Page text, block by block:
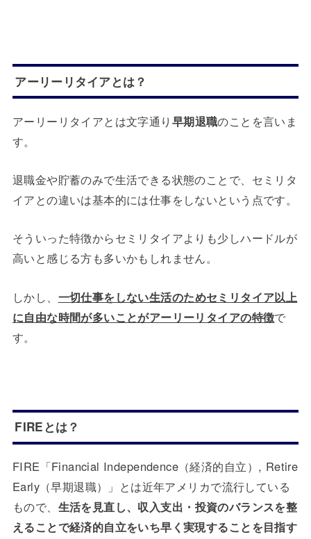
アーリーリタイアとは？
アーリーリタイアとは文字通り 早期退職のことを言いま
す。
退職金や貯蓄のみで生活できる状態のことで、セミリタ
イアとの違いは基本的には仕事をしないという点です。
そういった特徴からセミリタイアよりも少しハードルが
高いと感じる方も多いかもしれません。
しかし、 一切仕事をしない生活のためセミリタイア以上
に自由な時間が多いことがアーリーリタイアの特徴で
す。
FIREとは？
FIRE「Financial Independence（経済的自立）, Retire
Early（早期退職）」とは近年アメリカで流行している
もので、 生活を見直し、収入支出・投資のバランスを整
えることで経済的自立をいち早く実現することを目指す